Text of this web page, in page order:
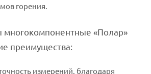
горения.
многокомпонентные «Полар»
преимущества:
измерений, благодаря